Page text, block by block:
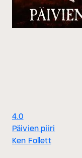
4.0
Päivien piiri
Ken Follett